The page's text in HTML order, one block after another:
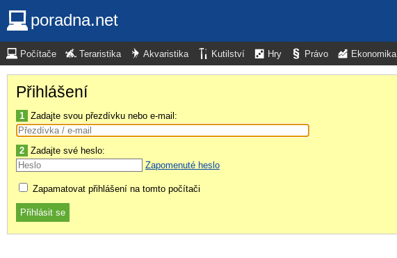
poradna.net
Počítače Teraristika Akvaristika Kutilství Hry Právo Ekonomika
Přihlášení
1 Zadajte svou přezdívku nebo e-mail:
2 Zadajte své heslo:
Zapomenuté heslo
Zapamatovat přihlášení na tomto počítači